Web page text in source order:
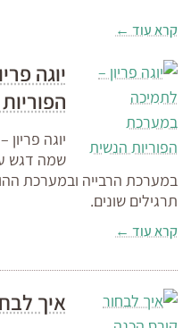
קרא עוד ←
יוגה
יוגה
שמה דגש
במערכת הרבייה ובמערכת
תרגילים שונים.
קרא עוד ←
איך